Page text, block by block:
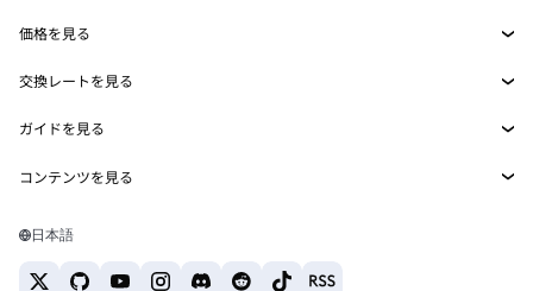
MetaMask Connect
Snaps
Web3サービス
セキュリティ
サポート
キャリア
お問い合わせ
価格を見る
イーサリアムの価格
Solanaの価格
Tetherの価格
交換レートを見る
ETH→USD
USDT→INR
BTC→INR
ETH→USDT
ガイドを見る
ETHの購入
コンテンツを見る
Solanaウォレット
日本語